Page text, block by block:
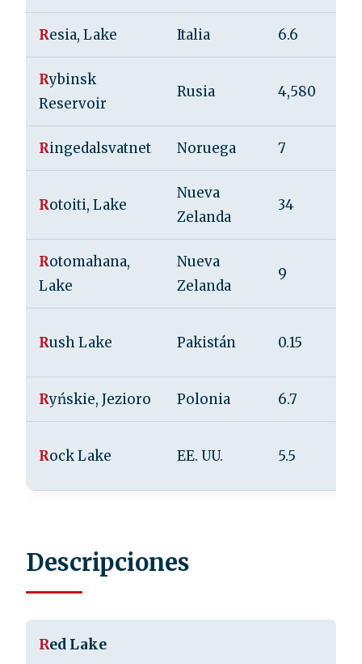
Resia, Lake Italia 6.6
Rybinsk
Reservoir
Rusia 4,580
Ringedalsvatnet Noruega 7
Rotoiti, Lake
Nueva
Zelanda
34
Rotomahana,
Lake
Nueva
Zelanda
9
Rush Lake Pakistán 0.15
Ryńskie, Jezioro Polonia 6.7
Rock Lake EE. UU. 5.5
Descripciones
Red Lake